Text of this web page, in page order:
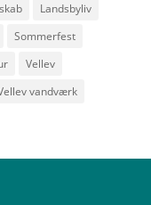
Landsbyliv
Sommerfest
Vellev
vandværk